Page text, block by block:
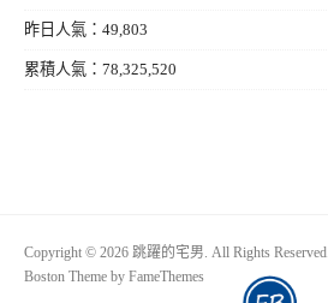
昨日人氣：49,803
累積人氣：78,325,520
Copyright © 2026 跳躍的宅男. All Rights Reserved.
Boston Theme by FameThemes